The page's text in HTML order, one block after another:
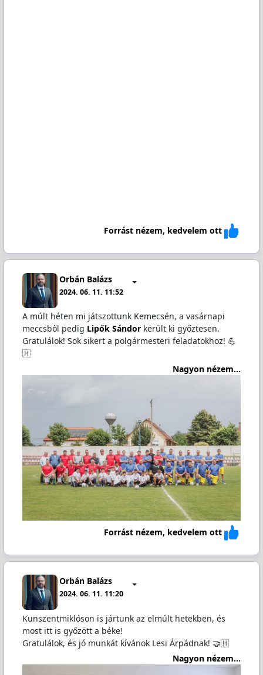
Forrást nézem, kedvelem ott
Orbán Balázs
2024. 06. 11. 11:52
A múlt héten mi játszottunk Kemecsén, a vasárnapi
meccsből pedig Lipők Sándorkerült ki győztesen.
Gratulálok! Sok sikert a polgármesteri feladatokhoz! 💪
🇭
Nagyon nézem...
Forrást nézem, kedvelem ott
Orbán Balázs
2024. 06. 11. 11:20
Kunszentmiklóson is jártunk az elmúlt hetekben, és
most itt is győzött a béke!
Gratulálok, és jó munkát kívánok Lesi Árpádnak! 🤝🇭
Nagyon nézem...